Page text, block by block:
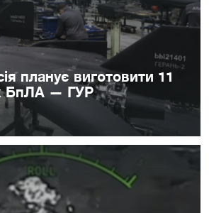
планує виготовити 11
БпЛА — ГУР